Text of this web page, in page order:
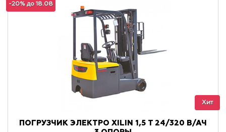
Хит
-20% до 18.08
ПОГРУЗЧИК ЭЛЕКТРО XILIN 1,5 Т 24/320 В/АЧ